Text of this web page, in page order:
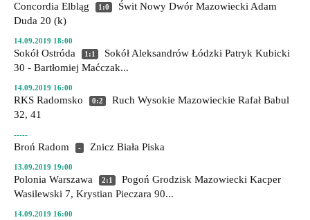
Concordia Elbląg 1:0 Świt Nowy Dwór Mazowiecki Adam
Duda 20 (k)
14.09.2019 18:00
Sokół Ostróda 1:1 Sokół Aleksandrów Łódzki Patryk Kubicki
30 - Bartłomiej Maćczak...
14.09.2019 16:00
RKS Radomsko 0:2 Ruch Wysokie Mazowieckie Rafał Babul
32, 41
-----
Broń Radom - Znicz Biała Piska
13.09.2019 19:00
Polonia Warszawa 2:1 Pogoń Grodzisk Mazowiecki Kacper
Wasilewski 7, Krystian Pieczara 90...
14.09.2019 16:00